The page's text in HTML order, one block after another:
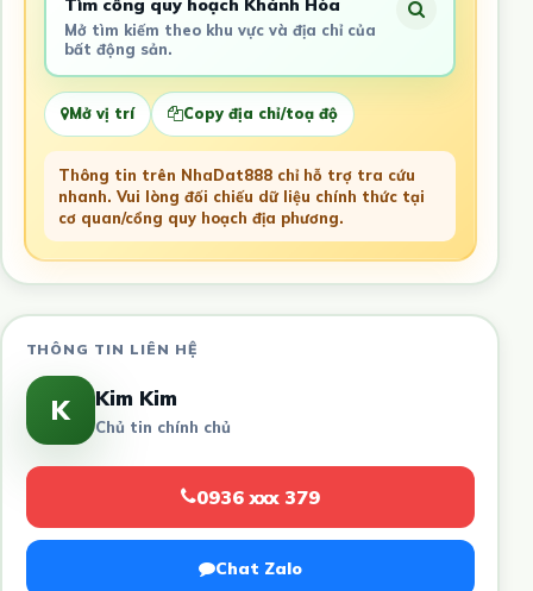
Tìm cổng quy hoạch Khánh Hòa
Mở tìm kiếm theo khu vực và địa chỉ của
bất động sản.
Mở vị trí Copy địa chỉ/toạ độ
Thông tin trên NhaDat888 chỉ hỗ trợ tra cứu
nhanh. Vui lòng đối chiếu dữ liệu chính thức tại
cơ quan/cổng quy hoạch địa phương.
THÔNG TIN LIÊN HỆ
K Kim Kim
Chủ tin chính chủ
0936 xxx 379
Chat Zalo